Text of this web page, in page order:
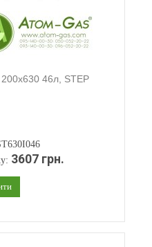
46л, STEP
3607 грн.